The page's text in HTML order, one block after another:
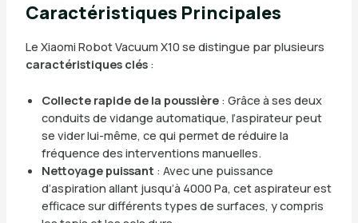
Caractéristiques Principales
Le Xiaomi Robot Vacuum X10 se distingue par plusieurs
caractéristiques clés:
Collecte rapide de la poussière: Grâce à ses deux
conduits de vidange automatique, l’aspirateur peut
se vider lui-même, ce qui permet de réduire la
fréquence des interventions manuelles.
Nettoyage puissant : Avec une puissance
d’aspiration allant jusqu’à 4000 Pa, cet aspirateur est
efficace sur différents types de surfaces, y compris